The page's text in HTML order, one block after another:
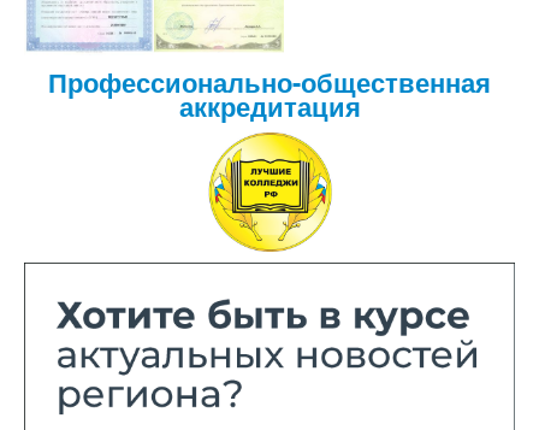
Профессионально-общественная
аккредитация